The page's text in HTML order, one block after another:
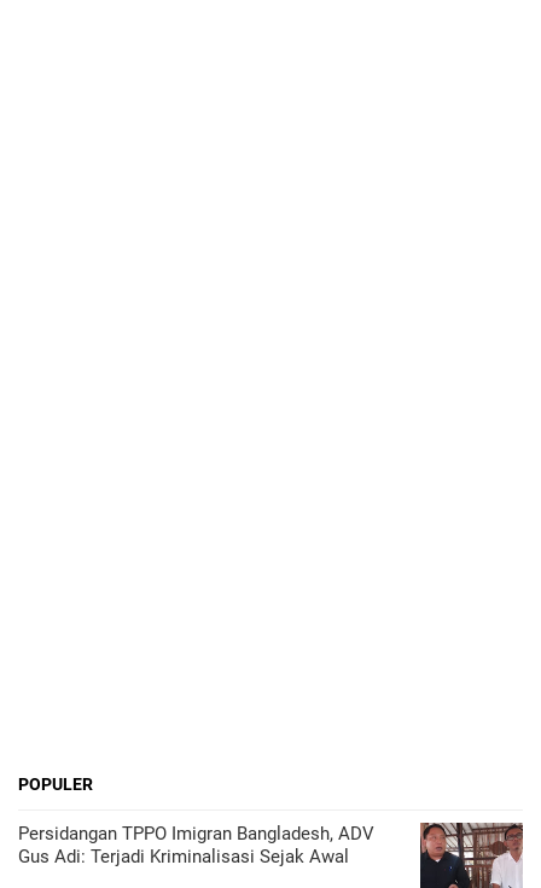
POPULER
Persidangan TPPO Imigran Bangladesh, ADV
Gus Adi: Terjadi Kriminalisasi Sejak Awal